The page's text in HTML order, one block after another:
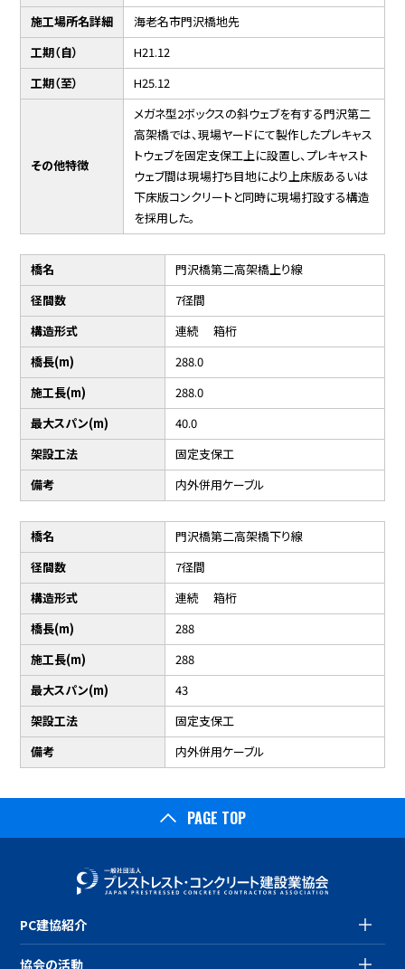
施工場所名詳細
海老名市門沢橋地先
工期（自）
H21.12
工期（至）
H25.12
その他特徴
メガネ型2ボックスの斜ウェブを有する門沢第二
高架橋では、現場ヤードにて製作したプレキャス
トウェブを固定支保工上に設置し、プレキャスト
ウェブ間は現場打ち目地により上床版あるいは
下床版コンクリートと同時に現場打設する構造
を採用した。
橋名
門沢橋第二高架橋上り線
径間数
7径間
構造形式
連続 箱桁
橋長(m)
288.0
施工長(m)
288.0
最大スパン(m)
40.0
架設工法
固定支保工
備考
内外併用ケーブル
橋名
門沢橋第二高架橋下り線
径間数
7径間
構造形式
連続 箱桁
橋長(m)
288
施工長(m)
288
最大スパン(m)
43
架設工法
固定支保工
備考
内外併用ケーブル
PAGE TOP
PC建協紹介
協会の活動